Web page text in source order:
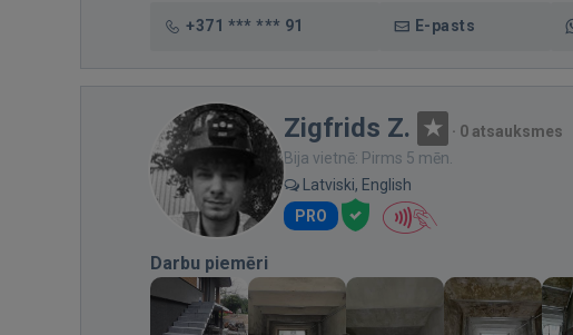
+371 *** *** 91 E-pasts
Zigfrids Z. · 0 atsauksmes
Bija vietnē: Pirms 5 mēn.
Latviski, English
PRO
Darbu piemēri